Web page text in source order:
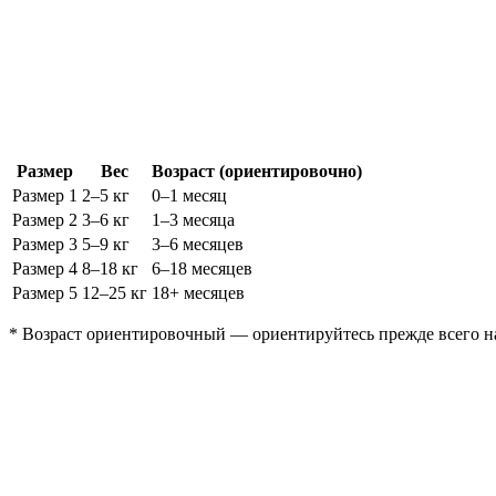
Размер Вес
Возраст (ориентировочно)
Размер 1 2–5 кг
0–1 месяц
Размер 2 3–6 кг
1–3 месяца
Размер 3 5–9 кг
3–6 месяцев
Размер 4 8–18 кг
6–18 месяцев
Размер 5 12–25 кг 18+ месяцев
* Возраст ориентировочный — ориентируйтесь прежде всего